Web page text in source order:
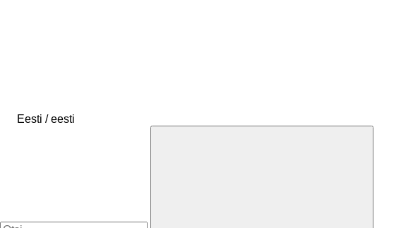
Eesti / eesti